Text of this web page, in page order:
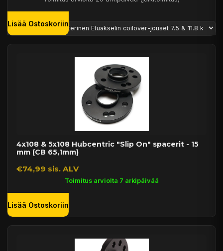
Lisää Ostoskoriin
4x108 & 5x108 Hubcentric "Slip On" spacerit - 15
mm (CB 65,1mm)
€74,99 sis. ALV
Toimitus arviolta 7 arkipäivää
Lisää Ostoskoriin